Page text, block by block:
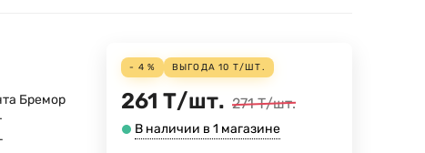
Бремор
- 4 % ВЫГОДА10 Т/ШТ.
261 Т/шт. 271 Т/шт.
В наличии в 1 магазине